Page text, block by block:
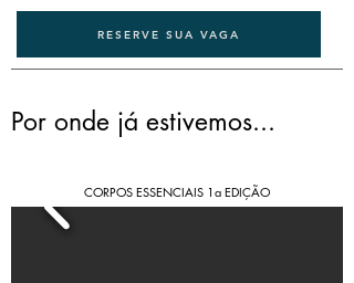
RESERVE SUA VAGA
Por onde já estivemos...
CORPOS ESSENCIAIS 1a EDIÇÃO